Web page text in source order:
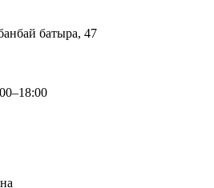
батыра, 47